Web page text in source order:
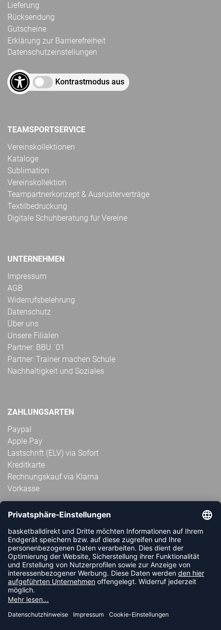
Lieferung
Rücksendung
Gutscheine
Erklärung zur Barrierefreiheit
Datenschutzeinstellungen
Kontrastmodus aus
TEAMSPORTSERVICE
Vereinskollektionen
Kataloge
Sublimation
Vereinskollektion
Teampartnerkonzept & Ausrüsterverträge
Textilbedruckung
Digitale Schuhberatung für Vereine
UNTERNEHMEN
Impressum
AGB
Widerrufsbelehrung
Datenschutz
Über uns
Unsere Filialen
Partner: BBU ´01
Partner: Trainer machen Schule
Nachhaltigkeit und Soziales
ZAHLUNGSARTEN
Paypal
Apple Pay
Lastschrift (ELV) via Sofort
Kreditkarte
Rechnungskauf via Klarna
Vorkasse
ABONNIERE JETZT DEN KOSTENLOSEN
HANDBALLDIREKT-NEWSLETTER UND VERPASSE KEINE
NEUIGKEIT ODER AKTION MEHR.
JETZT ANMELDEN